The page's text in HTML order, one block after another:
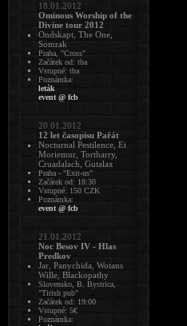
18.01.2012
Ominous Worship of the
Divine tour 2012
Ondskapt, The One,
Somrak
Praha, "Cross"
Začátek od: tba
Vstupné: tba
Poznámka:
leták
event @ fcb
20.01.2012
12 let časopisu Pařát
Nocturnal Pestilence, Et
Moriemur, Tortharry,
Cruadalach, Gutalax
Praha - "Exit-us"
Začátek od: 18:30
Vstupné: 150 CZK
Poznámka:
event @ fcb
21.01.2012
Noc Besov IV - Hlas
Predkov
Jar, Panychida, Wotans
Wille, Blackopathy
Slovensko, B. Bystrica,
"Tirish pub"
Začátek od: 19:00
Vstupné: 5€
Poznámka: